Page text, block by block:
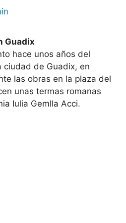
Guadix
hace unos años del
ciudad de Guadix, en
las obras en la plaza del
unas termas romanas
Iulia Gemlla Acci.